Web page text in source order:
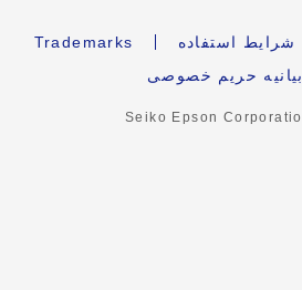
شرایط استفاده
Trademarks
بیانیه حریم خصوصی